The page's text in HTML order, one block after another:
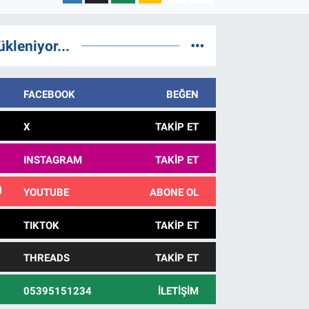
FACEBOOK BEĞEN
X TAKIP ET
INSTAGRAM TAKIP ET
YOUTUBE ABONE OL
TIKTOK TAKIP ET
THREADS TAKIP ET
05395151234 İLETIŞIM